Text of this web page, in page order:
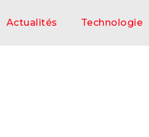
Actualités Technologie